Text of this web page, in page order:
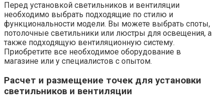
Перед установкой светильников и вентиляции
необходимо выбрать подходящие по стилю и
функциональности модели. Вы можете выбрать споты,
потолочные светильники или люстры для освещения, а
также подходящую вентиляционную систему.​
Приобретите все необходимое оборудование в
магазине или у специалистов с опытом.​
Расчет и размещение точек для установки
светильников и вентиляции